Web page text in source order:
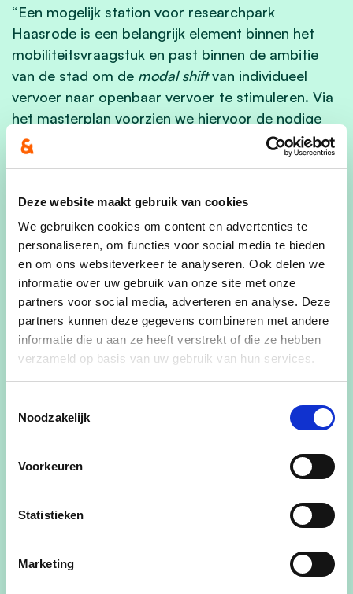
Deze website maakt gebruik van cookies
We gebruiken cookies om content en advertenties te
personaliseren, om functies voor social media te bieden
en om ons websiteverkeer te analyseren. Ook delen we
informatie over uw gebruik van onze site met onze
partners voor social media, adverteren en analyse. Deze
partners kunnen deze gegevens combineren met andere
informatie die u aan ze heeft verstrekt of die ze hebben
verzameld op basis van uw gebruik van hun services.
Noodzakelijk
Voorkeuren
Statistieken
Marketing
“Een mogelijk station voor researchpark
Haasrode is een belangrijk element binnen het
mobiliteitsvraagstuk en past binnen de ambitie
van de stad om de modal shiftvan individueel
vervoer naar openbaar vervoer te stimuleren. Via
het masterplan voorzien we hiervoor de nodige
ruimte en aansluiting, maar de realisatie van een
station ligt uiteindelijk wel in de handen van NMBS
het masterplan efficiënter georganiseerd, onder
meer via gestapelde parkings en slimmere routes.
Zo blijft Haasrode vlot bereikbaar, ook bij verdere
groei.
Samenwerking als motor
​Het masterplan is het resultaat van intensief
overleg met bedrijven, ontwerpers en overheden.
flexibel genoeg om in te spelen op nieuwe
herontwikkeling van de Brabanthal-site en de
aanleg van groene corridors, zullen de visie de
verschillende sessies dachten zij actief mee over